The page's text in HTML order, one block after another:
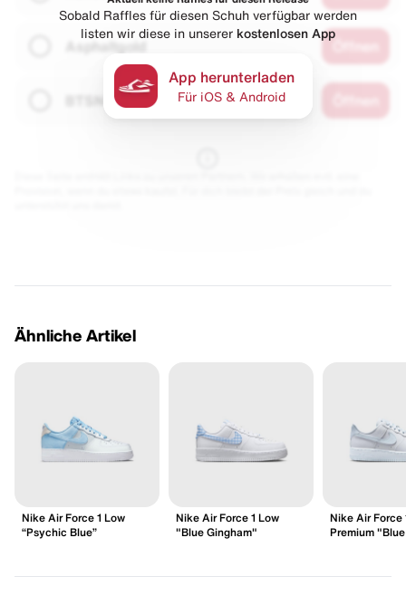
Asphaltgold
Sobald Raffles für diesen Schuh verfügbar werden
listen wir diese in unserer kostenlosen App
App herunterladen
Für iOS & Android
Ähnliche Artikel
Nike Air Force 1 Low
“Psychic Blue”
Nike Air Force 1 Low
"Blue Gingham"
Nike Air Force
Premium